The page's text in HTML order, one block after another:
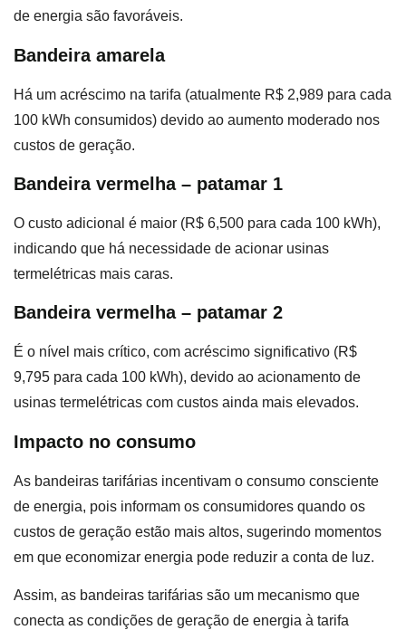
de energia são favoráveis.
Bandeira amarela
Há um acréscimo na tarifa (atualmente R$ 2,989 para cada
100 kWh consumidos) devido ao aumento moderado nos
custos de geração.
Bandeira vermelha – patamar 1
O custo adicional é maior (R$ 6,500 para cada 100 kWh),
indicando que há necessidade de acionar usinas
termelétricas mais caras.
Bandeira vermelha – patamar 2
É o nível mais crítico, com acréscimo significativo (R$
9,795 para cada 100 kWh), devido ao acionamento de
usinas termelétricas com custos ainda mais elevados.
Impacto no consumo
As bandeiras tarifárias incentivam o consumo consciente
de energia, pois informam os consumidores quando os
custos de geração estão mais altos, sugerindo momentos
em que economizar energia pode reduzir a conta de luz.
Assim, as bandeiras tarifárias são um mecanismo que
conecta as condições de geração de energia à tarifa